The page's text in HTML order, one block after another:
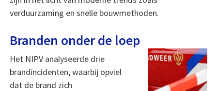
verduurzaming en snelle bouwmethoden.
Branden onder de loep
Het NIPV analyseerde drie
brandincidenten, waarbij opviel
dat de brand zich